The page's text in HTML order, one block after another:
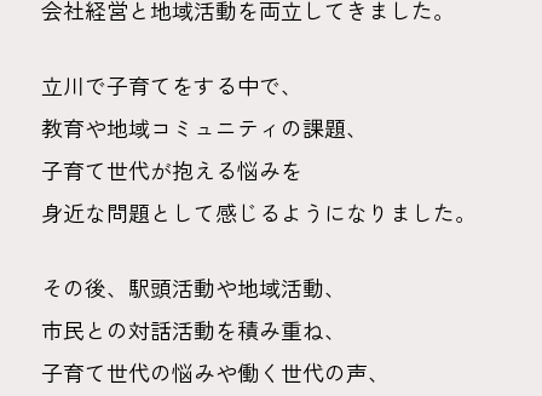
会社経営と地域活動を両立してきました。
立川で子育てをする中で、
教育や地域コミュニティの課題、
子育て世代が抱える悩みを
身近な問題として感じるようになりました。
その後、駅頭活動や地域活動、
市民との対話活動を積み重ね、
子育て世代の悩みや働く世代の声、